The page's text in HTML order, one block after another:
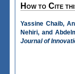
How to Cite
Yassine Chaib,
Nehiri, and
Journal of